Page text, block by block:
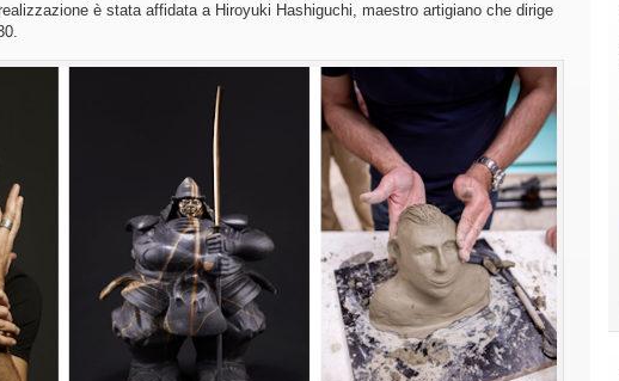
è stata affidata a Hiroyuki Hashiguchi, maestro artigiano che dirige